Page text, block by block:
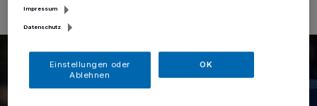
Impressum
Datenschutz
Einstellungen oder
Ablehnen
OK